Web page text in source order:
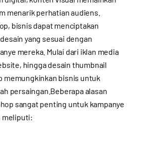
menarik perhatian audiens.
bisnis dapat menciptakan
yang sesuai dengan
mereka. Mulai dari iklan media
hingga desain thumbnail
memungkinkan bisnis untuk
persaingan.Beberapa alasan
sangat penting untuk kampanye
meliputi: